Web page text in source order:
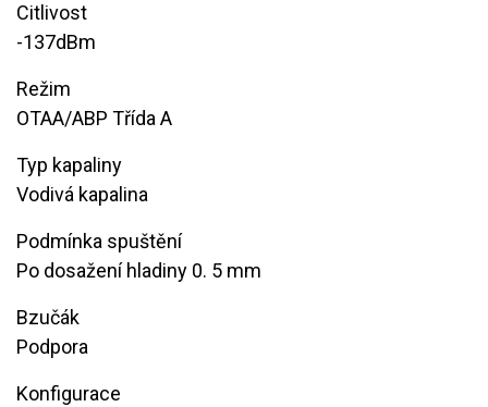
Citlivost
​-137dBm
Režim
​OTAA/ABP Třída A
Typ kapaliny
Vodivá kapalina
Podmínka spuštění
​Po dosažení hladiny 0. 5 mm
Bzučák
​Podpora
Konfigurace